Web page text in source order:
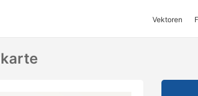
Vektoren